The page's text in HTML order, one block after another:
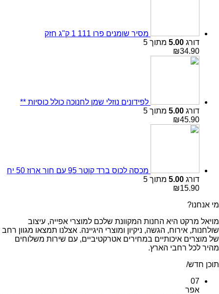
מסיר שומנים פרו 111 1 ק"ג חזק
5.00מתוך 5
לפידונים נוזלי שמן לחנוכה כולל כוסיות **
5.00מתוך 5
מכסה לכוס ברד קוטר 95 עם חור ארוז 50 יח
5.00מתוך 5
היא החנות המקוונת שלכם למוצרי אפייה, עיצוב
הגשה, ניקיון ומוצרי היגיינה. אצלנו תמצאו מגוון רחב
איכותיים במחירים אטרקטיביים, עם שירות משלוחים
רחבי הארץ.